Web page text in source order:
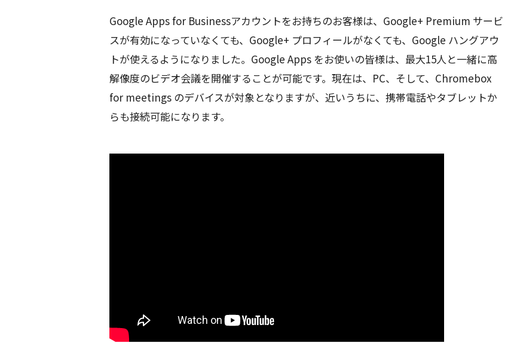
Google Apps for Businessアカウントをお持ちのお客様は、Google+ Premium サービ
スが有効になっていなくても、Google+ プロフィールがなくても、Google ハングアウ
トが使えるようになりました。Google Apps をお使いの皆様は、最大15人と一緒に高
解像度のビデオ会議を開催することが可能です。現在は、PC、そして、Chromebox
for meetings のデバイスが対象となりますが、近いうちに、携帯電話やタブレットか
らも接続可能になります。